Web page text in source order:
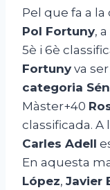
Pel que fa a la
Pol Fortuny,
5è i 6è
Fortuny va ser
categoria
Màster+40
classificada. A
Carles Adell
En aquesta
López, Javier